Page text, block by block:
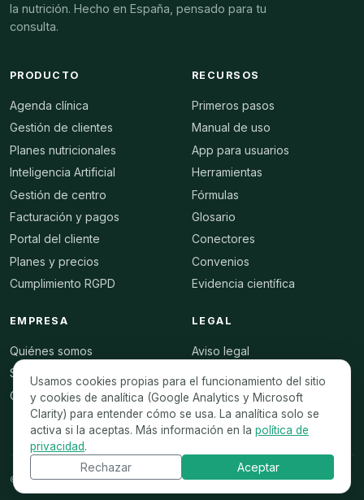
la nutrición. Hecho en España, pensado para tu
consulta.
PRODUCTO
Agenda clínica
Gestión de clientes
Planes nutricionales
Inteligencia Artificial
Gestión de centro
Facturación y pagos
Portal del cliente
Planes y precios
Cumplimiento RGPD
RECURSOS
Primeros pasos
Manual de uso
App para usuarios
Herramientas
Fórmulas
Glosario
Conectores
Convenios
Evidencia científica
EMPRESA
Quiénes somos
Seguridad
Contacto
LEGAL
Aviso legal
Privacidad
Cookies
© 2021-2026 dietetic.app · Todos los derechos reservados
Usamos cookies propias para el funcionamiento del sitio
y cookies de analítica (Google Analytics y Microsoft
Clarity) para entender cómo se usa. La analítica solo se
activa si la aceptas. Más información en la política de
privacidad.
Rechazar Aceptar